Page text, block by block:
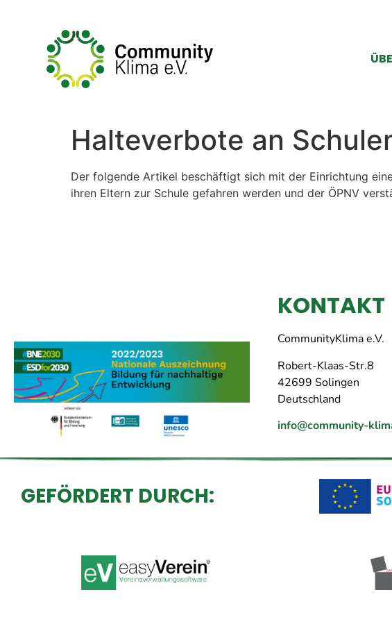
Halteverbote an
Der folgende Artikel beschäftigt sich mit der Einrichtung
ihren Eltern zur Schule gefahren werden und der ÖPNV
KONTAKT
CommunityKlima e.V.
Robert-Klaas-Str.8
42699 Solingen
Deutschland
info@community-
GEFÖRDERT DURCH: